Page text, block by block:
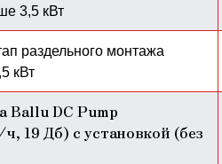
3,5 кВт
раздельного монтажа
кВт
Ballu DC Pump
19 Дб) с установкой (без